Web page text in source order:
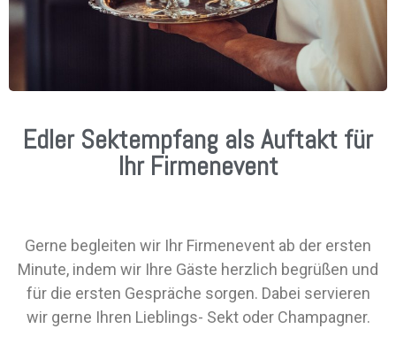
Edler Sektempfang als Auftakt für
Ihr Firmenevent
Gerne begleiten wir Ihr Firmenevent ab der ersten
Minute, indem wir Ihre Gäste herzlich begrüßen und
für die ersten Gespräche sorgen. Dabei servieren
wir gerne Ihren Lieblings- Sekt oder Champagner.